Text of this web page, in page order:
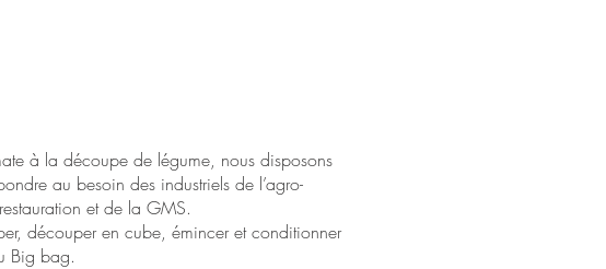
à la découpe de légume, nous disposons
au besoin des industriels de l’agro-
et de la GMS.
découper en cube, émincer et conditionner
Big bag.